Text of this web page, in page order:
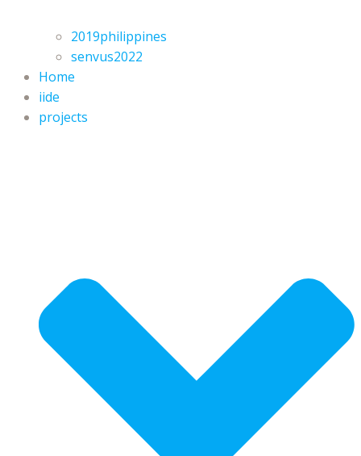
2019philippines
senvus2022
Home
iide
projects